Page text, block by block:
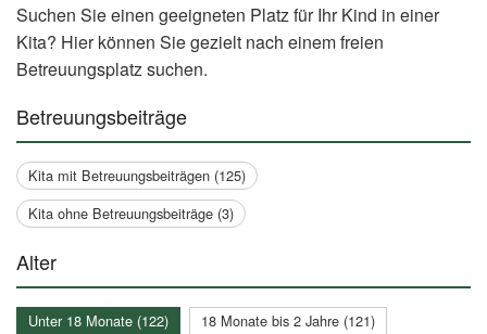
Suchen Sie einen geeigneten Platz für Ihr Kind in einer
Kita? Hier können Sie gezielt nach einem freien
Betreuungsplatz suchen.
Betreuungsbeiträge
Kita mit Betreuungsbeiträgen (125)
Kita ohne Betreuungsbeiträge (3)
Alter
Unter 18 Monate (122)
18 Monate bis 2 Jahre (121)